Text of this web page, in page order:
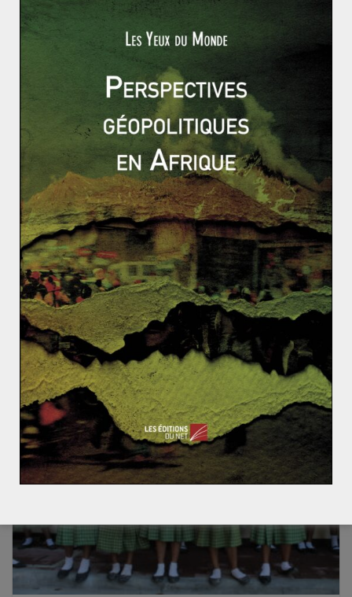
La politique étrangère d’Emmanuel Macron: une con
tinuité du Hollandisme ?
Tous les articles-exemple 2016 & 2017 dans un fichie
r PDF